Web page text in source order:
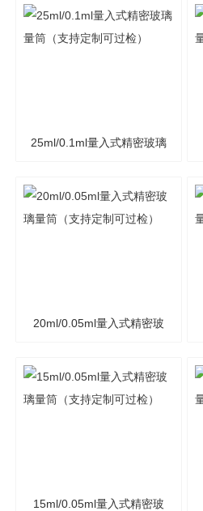
25ml/0.1ml量入式精密玻璃
20ml/0.05ml量入式精密玻
15ml/0.05ml量入式精密玻